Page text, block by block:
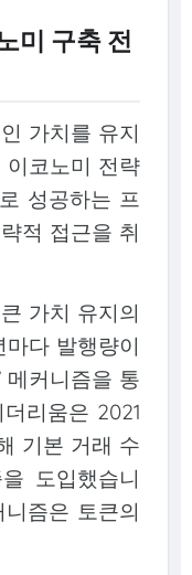
미 구축 전
가치를 유지
코노미 전략
성공하는 프
적 접근을 취
가치 유지의
다 발행량이
커니즘을 통
리움은 2021
기본 거래 수
도입했습니
즘은 토큰의